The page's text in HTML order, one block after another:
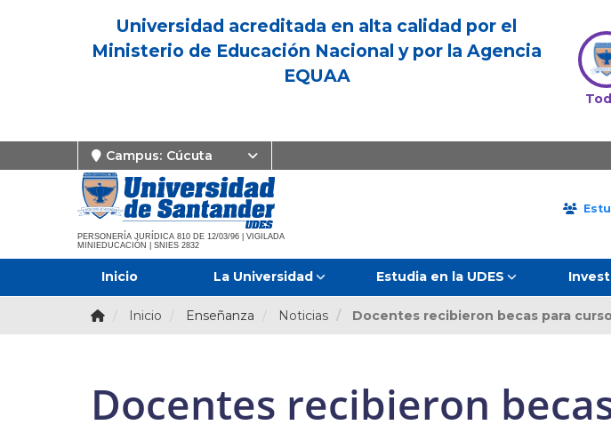
Universidad acreditada en alta calidad por el
Ministerio de Educación Nacional y por la Agencia
EQUAA
Campus: Cúcuta
PERSONERÍA JURÍDICA 810 DE 12/03/96 | VIGILADA
MINIEDUCACIÓN | SNIES 2832
Inicio La Universidad Estudia en la UDES
Inicio Enseñanza Noticias Docentes recibieron becas para
Docentes recibieron